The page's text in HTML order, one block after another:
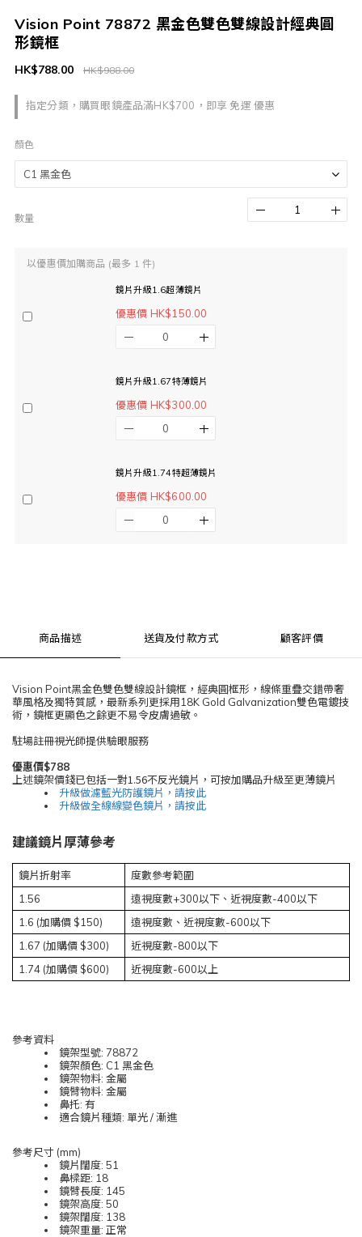
Vision Point 78872 黑金色雙色雙線設計經典圓
形鏡框
指定分類，購買眼鏡產品滿HK$700，即享 免運 優惠
HK$988.00
HK$788.00
顏色
數量
以優惠價加購商品 (最多 1 件)
鏡片升級1.6超薄鏡片
優惠價 HK$150.00
鏡片升級1.67特薄鏡片
優惠價 HK$300.00
鏡片升級1.74特超薄鏡片
優惠價 HK$600.00
商品描述 送貨及付款方式 顧客評價
Vision Point黑金色雙色雙線設計鏡框，經典圓框形，線條重疊交錯帶奢
華風格及獨特質感，最新系列更採用18K Gold Galvanization雙色電鍍技
術，鏡框更顯色之餘更不易令皮膚過敏。
駐場註冊視光師提供驗眼服務
優惠價$788
上述鏡架價錢已包括一對1.56不反光鏡片，可按加購品升級至更薄鏡片
升級做濾藍光防護鏡片，請按此
升級做全線線變色鏡片，請按此
建議鏡片厚薄參考
鏡片折射率
度數參考範圍
1.56
遠視度數+300以下、近視度數-400以下
1.6 (加購價 $150)
遠視度數、近視度數-600以下
1.67 (加購價 $300)
近視度數-800以下
1.74 (加購價 $600)
近視度數-600以上
參考資料
鏡架型號: 78872
鏡架顏色: C1 黑金色
鏡架物料: 金屬
鏡臂物料: 金屬
鼻托: 有
適合鏡片種類: 單光 / 漸進
參考尺寸 (mm)
鏡片闊度: 51
鼻樑距: 18
鏡臂長度: 145
鏡架高度: 50
鏡架闊度: 138
鏡架重量: 正常